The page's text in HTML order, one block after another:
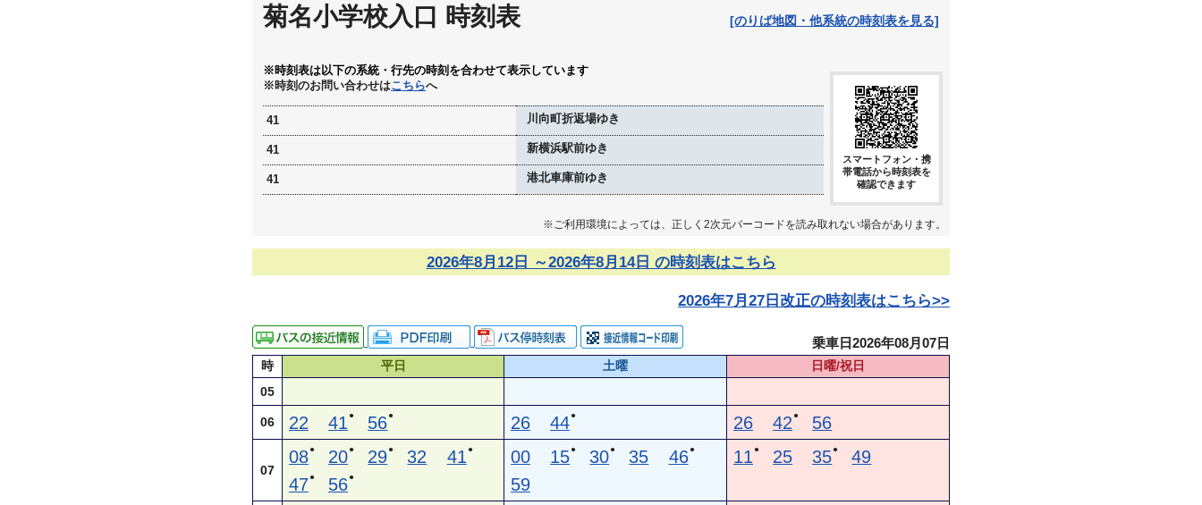
菊名小学校入口 時刻表 [のりば地図・他系統の時刻表を見る]
※時刻表は以下の系統・行先の時刻を合わせて表示しています
※時刻のお問い合わせはこちらへ
41 川向町折返場ゆき
41 新横浜駅前ゆき
41 港北車庫前ゆき
スマートフォン・携
帯電話から時刻表を
確認できます
※ご利用環境によっては、正しく2次元バーコードを読み取れない場合があります。
2026年8月12日 ～2026年8月14日 の時刻表はこちら
2026年7月27日改正の時刻表はこちら>>
乗車日2026年08月07日
時 平日 土曜
日曜/祝日
05
06 22 41 ● 56● 26 44● 26 42 ● 56
07
08● 20● 29● 32 41 ●
47● 56●
00 15● 30● 35 46 ●
59
11 ● 25 35● 49